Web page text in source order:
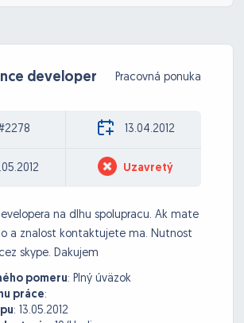
developer Pracovná ponuka
13.04.2012
Uzavretý
na dlhu spolupracu. Ak mate
a znalost kontaktujete ma. Nutnost
skype. Dakujem
pomeru: Plný úväzok
práce:
: 13.05.2012